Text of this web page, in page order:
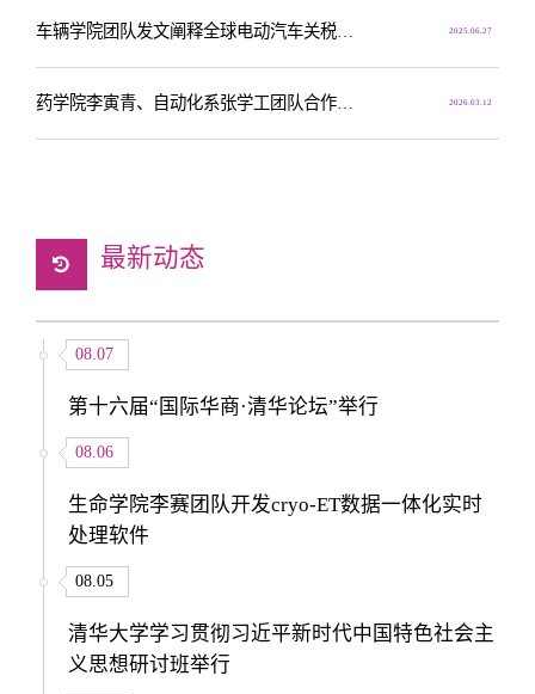
2025.06.27
2026.03.12
药学院李寅青、自动化系张学工团队合作发现基因编辑表观遗传风险并提出新策略
最新动态
08.07
第十六届“国际华商·清华论坛”举行
08.06
生命学院李赛团队开发cryo-ET数据一体化实时
处理软件
08.05
清华大学学习贯彻习近平新时代中国特色社会主
义思想研讨班举行